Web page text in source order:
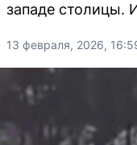
западе столицы.
13 февраля, 2026,